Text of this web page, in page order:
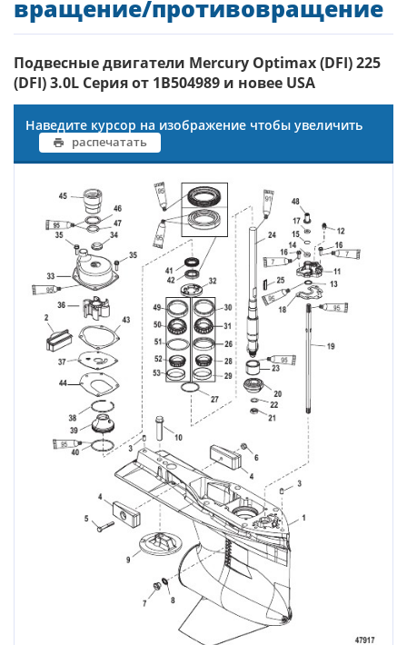
вращение/противовращение
Подвесные двигатели Mercury Optimax (DFI) 225
(DFI) 3.0L Серия от 1B504989 и новее USA
Наведите курсор на изображение чтобы увеличить
распечатать